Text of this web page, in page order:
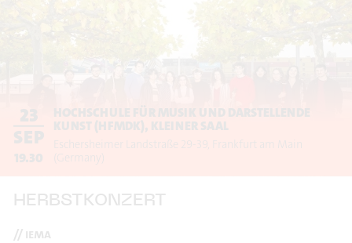
23
SEP
19.30
HOCHSCHULE FÜR MUSIK UND DARSTELLENDE
KUNST (HFMDK), KLEINER SAAL
Eschersheimer Landstraße 29-39
Frankfurt am Main
(Germany)
HERBSTKONZERT
// iema